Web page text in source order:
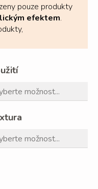
pouze produkty
efektem.